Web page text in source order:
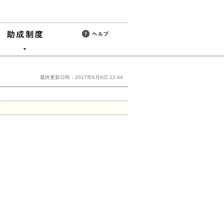
最終更新日時：2017年6月8日 12:44